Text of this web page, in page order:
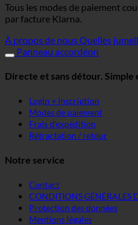
Tous les modes de paiement
par facture Klarna.
À propos de nousQuelles
Panneau accordéon
Directe et sans détour. Simple
Login + inscription
Modes de paiement
Frais d'expédition
Rétractation / retour
Notre service
Contact
CONDITIONS GÉNÉRALES
Protection des données
Mentions légales